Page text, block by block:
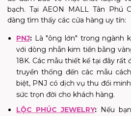
bạch. Tại AEON MALL Tân Phú
dàng tìm thấy các cửa hàng uy tín:
PNJ: Là "ông lớn" trong ngành
với dòng nhẫn kim tiền bằng
18K. Các mẫu thiết kế tại đây rất
truyền thống đến các mẫu
biệt, PNJ có dịch vụ thu đổi
sức trọn đời cho khách hàng.
LỘC PHÚC JEWELRY: Nếu